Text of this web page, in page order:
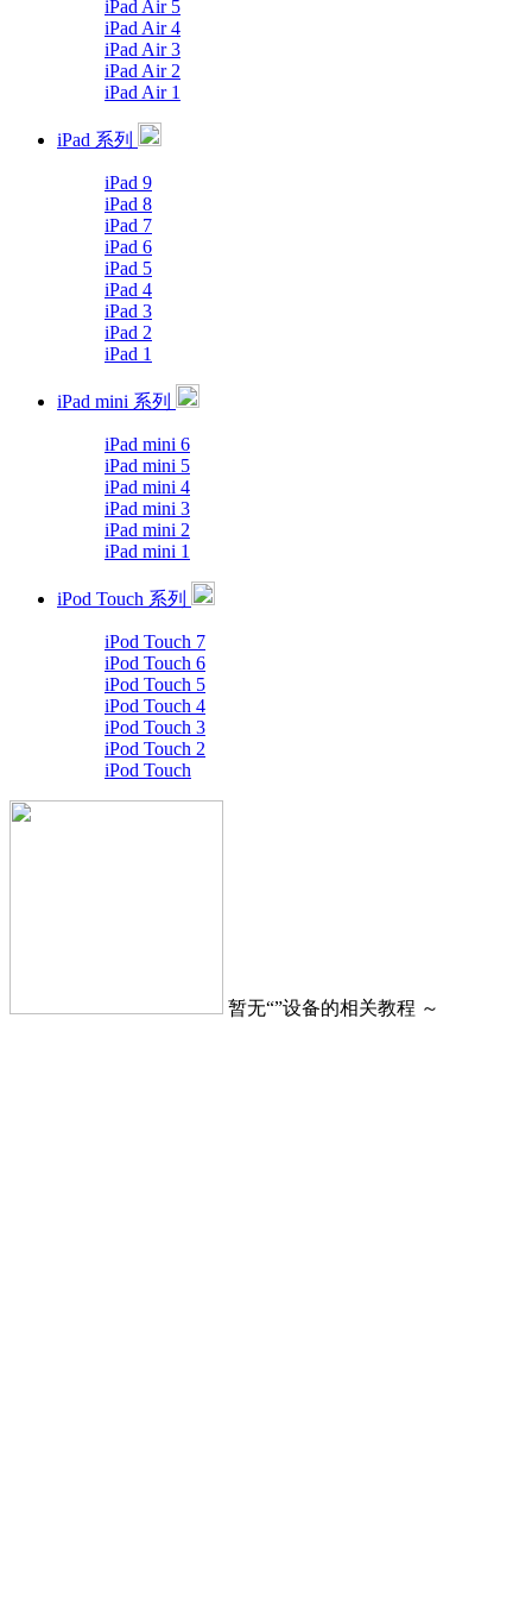
iPad Air 5
iPad Air 4
iPad Air 3
iPad Air 2
iPad Air 1
iPad 系列
iPad 9
iPad 8
iPad 7
iPad 6
iPad 5
iPad 4
iPad 3
iPad 2
iPad 1
iPad mini 系列
iPad mini 6
iPad mini 5
iPad mini 4
iPad mini 3
iPad mini 2
iPad mini 1
iPod Touch 系列
iPod Touch 7
iPod Touch 6
iPod Touch 5
iPod Touch 4
iPod Touch 3
iPod Touch 2
iPod Touch
暂无“”设备的相关教程 ～